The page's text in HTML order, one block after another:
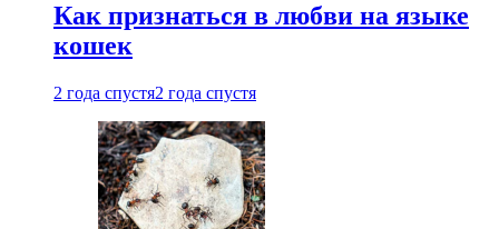
Как признаться в любви на языке
кошек
2 года спустя2 года спустя